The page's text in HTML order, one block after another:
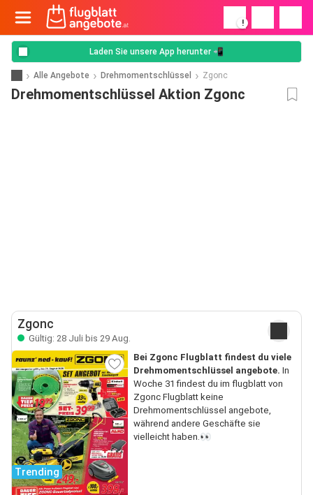
!
Laden Sie unsere App herunter 📲
Alle Angebote Drehmomentschlüssel Zgonc
Drehmomentschlüssel Aktion Zgonc
Zgonc
Gültig: 28 Juli bis 29 Aug.
Trending
Bei Zgonc Flugblatt findest du viele
Drehmomentschlüssel angebote. In
Woche 31 findest du im flugblatt von
Zgonc Flugblatt keine
Drehmomentschlüssel angebote,
während andere Geschäfte sie
vielleicht haben.👀